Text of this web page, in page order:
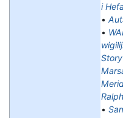
i
•
•
•